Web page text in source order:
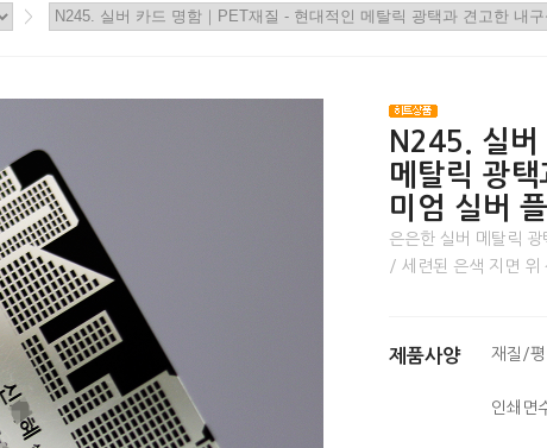
>
N245. 실버
메탈릭 광
미엄 실버
은은한 실버 메탈릭
/ 세련된 은색 지면 위
제품사양 재질/
인쇄면